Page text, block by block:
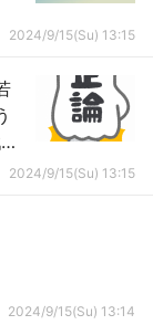
2024/9/15(Su) 13:15
2024/9/15(Su) 13:15
2024/9/15(Su) 13:14